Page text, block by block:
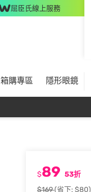
屈臣氏線上服務
箱購專區 隱形眼鏡
$89 53折
$169(省下: $80)